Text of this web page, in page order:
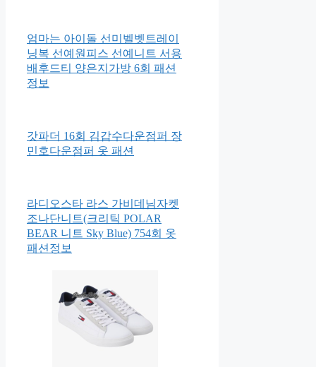
엄마는 아이돌 선미벨벳트레이
닝복 선예원피스 선예니트 서용
배후드티 양은지가방 6회 패션
정보
갓파더 16회 김갑수다운점퍼 장
민호다운점퍼 옷 패션
라디오스타 라스 가비데님자켓
조나단니트(크리틱 POLAR
BEAR 니트 Sky Blue) 754회 옷
패션정보